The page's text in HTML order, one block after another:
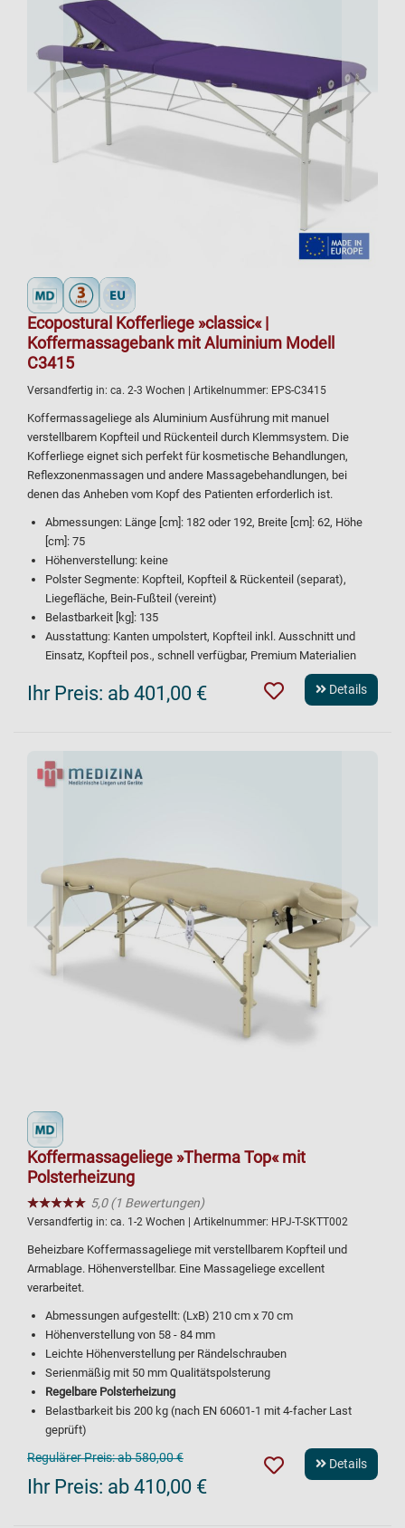
Ecopostural Kofferliege »classic« |
Koffermassagebank mit Aluminium Modell
C3415
Versandfertig in: ca. 2-3 Wochen | Artikelnummer: EPS-C3415
Koffermassageliege als Aluminium Ausführung mit manuel
verstellbarem Kopfteil und Rückenteil durch Klemmsystem. Die
Kofferliege eignet sich perfekt für kosmetische Behandlungen,
Reflexzonenmassagen und andere Massagebehandlungen, bei
denen das Anheben vom Kopf des Patienten erforderlich ist.
Abmessungen: Länge [cm]: 182 oder 192, Breite [cm]: 62, Höhe
[cm]: 75
Höhenverstellung: keine
Polster Segmente: Kopfteil, Kopfteil & Rückenteil (separat),
Liegefläche, Bein-Fußteil (vereint)
Belastbarkeit [kg]: 135
Ausstattung: Kanten umpolstert, Kopfteil inkl. Ausschnitt und
Einsatz, Kopfteil pos., schnell verfügbar, Premium Materialien
Ihr Preis: ab 401,00 € Details
Koffermassageliege »Therma Top« mit
Polsterheizung
★★★★★
☆☆☆☆☆ 5,0 (1 Bewertungen)
Versandfertig in: ca. 1-2 Wochen | Artikelnummer: HPJ-T-SKTT002
Beheizbare Koffermassageliege mit verstellbarem Kopfteil und
Armablage. Höhenverstellbar. Eine Massageliege excellent
verarbeitet.
Abmessungen aufgestellt: (LxB) 210 cm x 70 cm
Höhenverstellung von 58 - 84 mm
Leichte Höhenverstellung per Rändelschrauben
Serienmäßig mit 50 mm Qualitätspolsterung
Regelbare Polsterheizung
Belastbarkeit bis 200 kg (nach EN 60601-1 mit 4-facher Last
geprüft)
Regulärer Preis:ab 580,00 €
Ihr Preis: ab 410,00 €
Details